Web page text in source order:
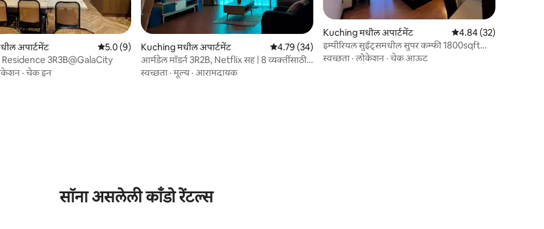
अपार्टमेंट 5 पैकी 5.0 सरासरी रेटिंग, 9 रिव्ह्यूज
5.0 (9)
3R3B@GalaCity
·चेक इन
Kuching मधील अपार्टमेंट 5 पैकी 4.79 सरासरी रेटिंग, 34 रिव्ह्यूज
4.79 (34)
आर्मडेल मॉडर्न 3R2B, Netflix सह | 8 व्यक्तींसाठी
@YPM52
स्वच्छता ·मूल्य· आरामदायक
Kuching मधील अपार्टमेंट 5 पैकी 4.84 सरासरी रेटिंग,
4.84 (32)
इम्पीरियल सुईट्समधील सुपर कम्फी 1800sqft
काँडो
स्वच्छता ·लोकेशन ·चेक आऊट
सॉना असलेली काँडो रेंटल्स